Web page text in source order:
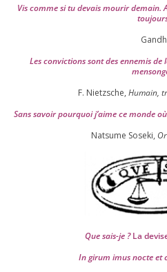
Vis comme si tu devais mou­rir demain.
Les convic­tions sont des enne­mis
F. Nietzsche, Humain,
Sans savoir pour­quoi j’aime ce monde
Natsume Soseki,
Que sais-je ?La
In girum imus nocte et